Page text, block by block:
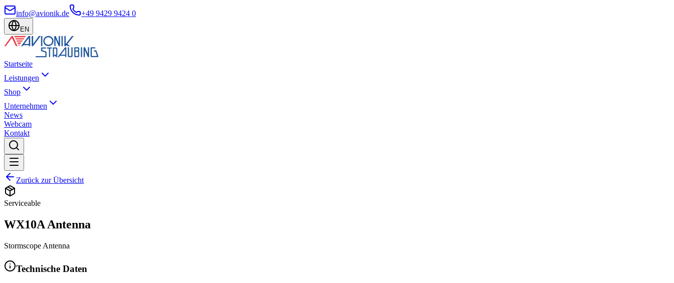
info@avionik.de +49 9429 9424 0
EN
Startseite
Leistungen
Shop
Unternehmen
News
Webcam
Kontakt
Zurück zur Übersicht
Serviceable
WX10A Antenna
Stormscope Antenna
Technische Daten